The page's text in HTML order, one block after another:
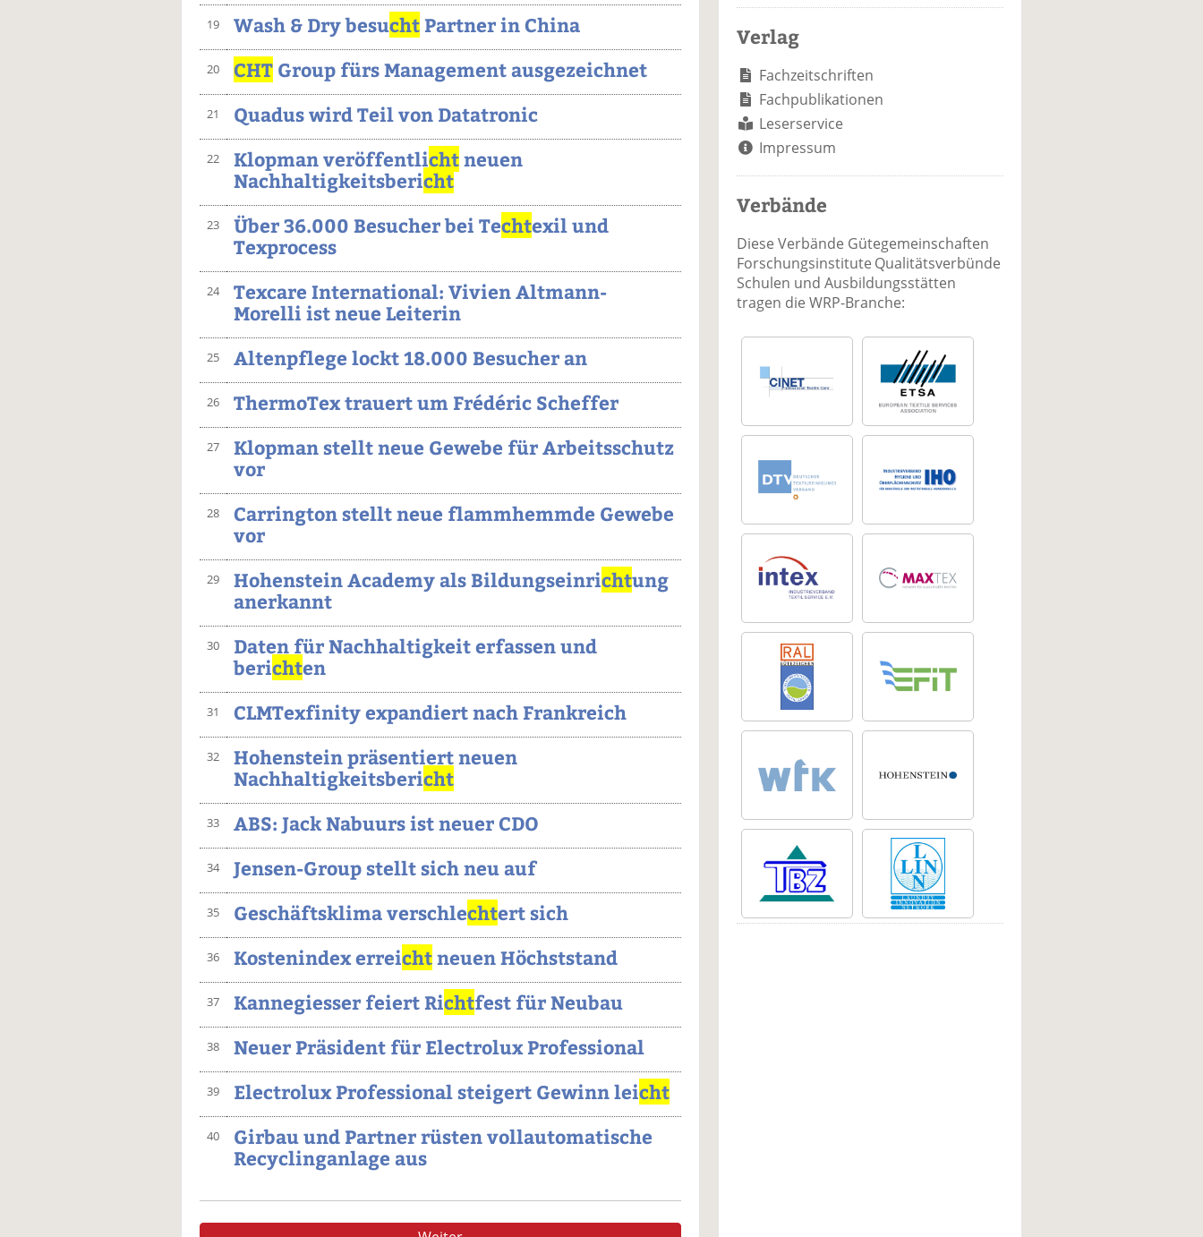
19 Wash & Dry besucht Partner in China
20 CHT Group fürs Management ausgezeichnet
21 Quadus wird Teil von Datatronic
22 Klopman veröffentlichtneuen
Nachhaltigkeitsbericht
23 Über 36.000 Besucher bei Techtexil und
Texprocess
24
Texcare International: Vivien Altmann-
Morelli ist neue Leiterin
25 Altenpflege lockt 18.000 Besucher an
26 ThermoTex trauert um Frédéric Scheffer
27
Klopman stellt neue Gewebe für Arbeitsschutz
vor
28
Carrington stellt neue flammhemmde Gewebe
vor
29 Hohenstein Academy als Bildungseinrichtung
anerkannt
30
Daten für Nachhaltigkeit erfassen und
berichten
31 CLMTexfinity expandiert nach Frankreich
32
Hohenstein präsentiert neuen
Nachhaltigkeitsbericht
33 ABS: Jack Nabuurs ist neuer CDO
34 Jensen-Group stellt sich neu auf
35 Geschäftsklima verschlechtert sich
36 Kostenindex erreichtneuen Höchststand
37 Kannegiesser feiert Richtfest für Neubau
38 Neuer Präsident für Electrolux Professional
39 Electrolux Professional steigert Gewinn leicht
40
Girbau und Partner rüsten vollautomatische
Recyclinganlage aus
Verlag
Fachzeitschriften
Fachpublikationen
Leserservice
Impressum
Verbände
Diese Verbände Gütegemeinschaften
Forschungsinstitute Qualitätsverbünde
Schulen und Ausbildungsstätten
tragen die WRP-Branche: